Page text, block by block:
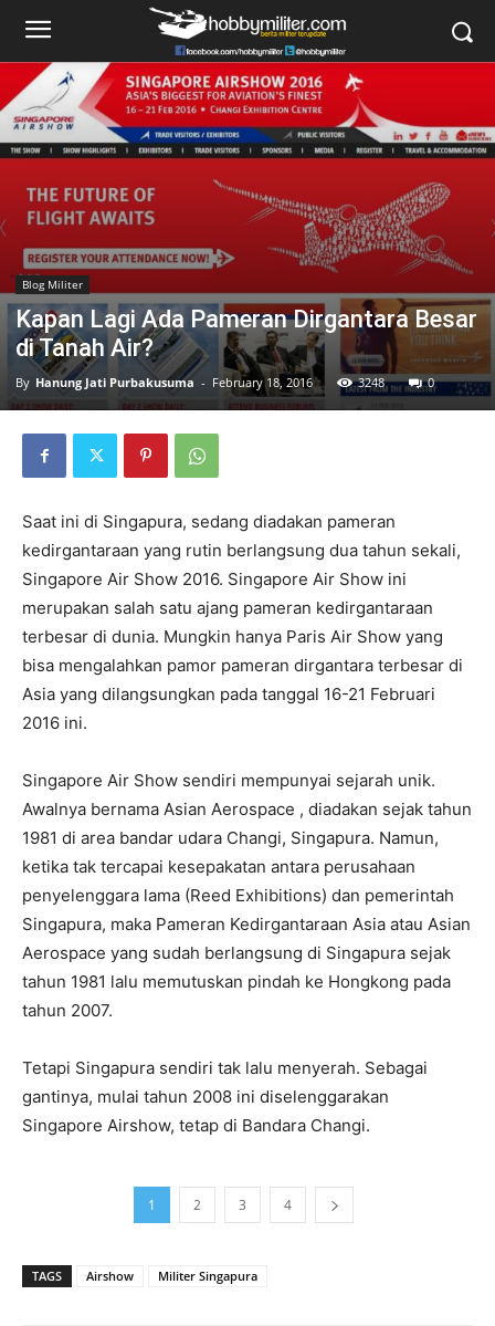
Blog Militer
Kapan Lagi Ada Pameran Dirgantara Besar
di Tanah Air?
By Hanung Jati Purbakusuma - February 18, 2016 3248 0
Saat ini di Singapura, sedang diadakan pameran
kedirgantaraan yang rutin berlangsung dua tahun sekali,
Singapore Air Show 2016. Singapore Air Show ini
merupakan salah satu ajang pameran kedirgantaraan
terbesar di dunia. Mungkin hanya Paris Air Show yang
bisa mengalahkan pamor pameran dirgantara terbesar di
Asia yang dilangsungkan pada tanggal 16-21 Februari
2016 ini.
Singapore Air Show sendiri mempunyai sejarah unik.
Awalnya bernama Asian Aerospace , diadakan sejak tahun
1981 di area bandar udara Changi, Singapura. Namun,
ketika tak tercapai kesepakatan antara perusahaan
penyelenggara lama (Reed Exhibitions) dan pemerintah
Singapura, maka Pameran Kedirgantaraan Asia atau Asian
Aerospace yang sudah berlangsung di Singapura sejak
tahun 1981 lalu memutuskan pindah ke Hongkong pada
tahun 2007.
Tetapi Singapura sendiri tak lalu menyerah. Sebagai
gantinya, mulai tahun 2008 ini diselenggarakan
Singapore Airshow, tetap di Bandara Changi.
1 2 3 4
TAGS Airshow Militer Singapura